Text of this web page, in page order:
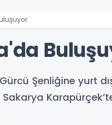
Şenliğine yurt